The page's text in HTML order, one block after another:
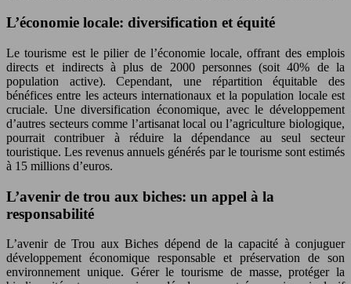
L’économie locale: diversification et équité
Le tourisme est le pilier de l’économie locale, offrant des emplois
directs et indirects à plus de 2000 personnes (soit 40% de la
population active). Cependant, une répartition équitable des
bénéfices entre les acteurs internationaux et la population locale est
cruciale. Une diversification économique, avec le développement
d’autres secteurs comme l’artisanat local ou l’agriculture biologique,
pourrait contribuer à réduire la dépendance au seul secteur
touristique. Les revenus annuels générés par le tourisme sont estimés
à 15 millions d’euros.
L’avenir de trou aux biches: un appel à la
responsabilité
L’avenir de Trou aux Biches dépend de la capacité à conjuguer
développement économique responsable et préservation de son
environnement unique. Gérer le tourisme de masse, protéger la